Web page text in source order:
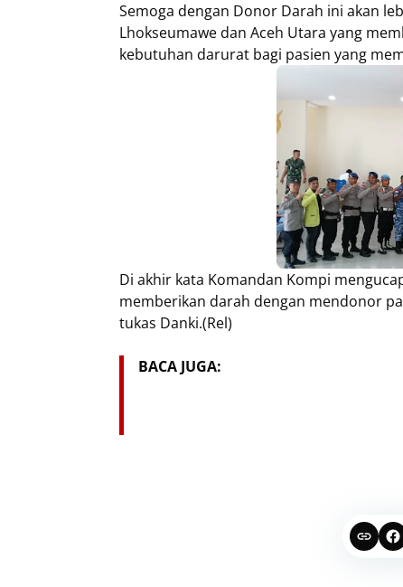
Semoga dengan Donor Darah ini akan
Lhokseumawe dan Aceh Utara yang
kebutuhan darurat bagi pasien yang
Di akhir kata Komandan Kompi
memberikan darah dengan mendonor
tukas Danki.(Rel)
BACA JUGA: